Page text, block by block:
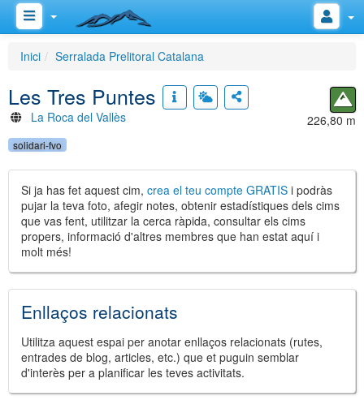
Inici Serralada Prelitoral Catalana
Les Tres Puntes
La Roca del Vallès 226,80 m
solidari-fvo
Si ja has fet aquest cim, crea el teu compte GRATIS i podràs
pujar la teva foto, afegir notes, obtenir estadístiques dels cims
que vas fent, utilitzar la cerca ràpida, consultar els cims
propers, informació d'altres membres que han estat aquí i
molt més!
Enllaços relacionats
Utilitza aquest espai per anotar enllaços relacionats (rutes,
entrades de blog, articles, etc.) que et puguin semblar
d'interès per a planificar les teves activitats.